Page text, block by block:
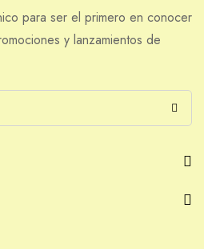
para ser el primero en conocer
y lanzamientos de